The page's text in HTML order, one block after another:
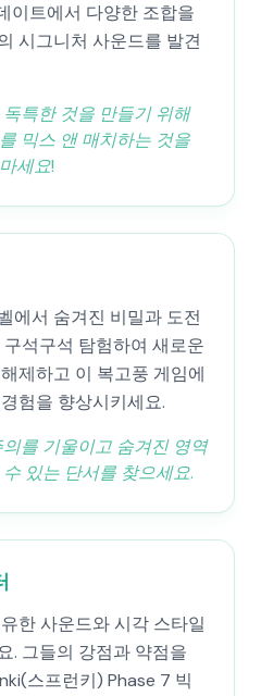
이트에서 다양한 조합을
시그니처 사운드를 발견
특한 것을 만들기 위해
믹스 앤 매치하는 것을
세요!
에서 숨겨진 비밀과 도전
석구석 탐험하여 새로운
제하고 이 복고풍 게임에
험을 향상시키세요.
를 기울이고 숨겨진 영역
있는 단서를 찾으세요.
한 사운드와 시각 스타일
. 그들의 강점과 약점을
스프런키) Phase 7 빅